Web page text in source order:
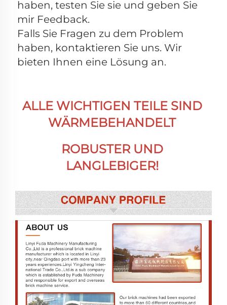
haben, testen Sie sie und geben Sie
mir Feedback.
Falls Sie Fragen zu dem Problem
haben, kontaktieren Sie uns. Wir
bieten Ihnen eine Lösung an.
ALLE WICHTIGEN TEILE SIND
WÄRMEBEHANDELT
ROBUSTER UND
LANGLEBIGER!